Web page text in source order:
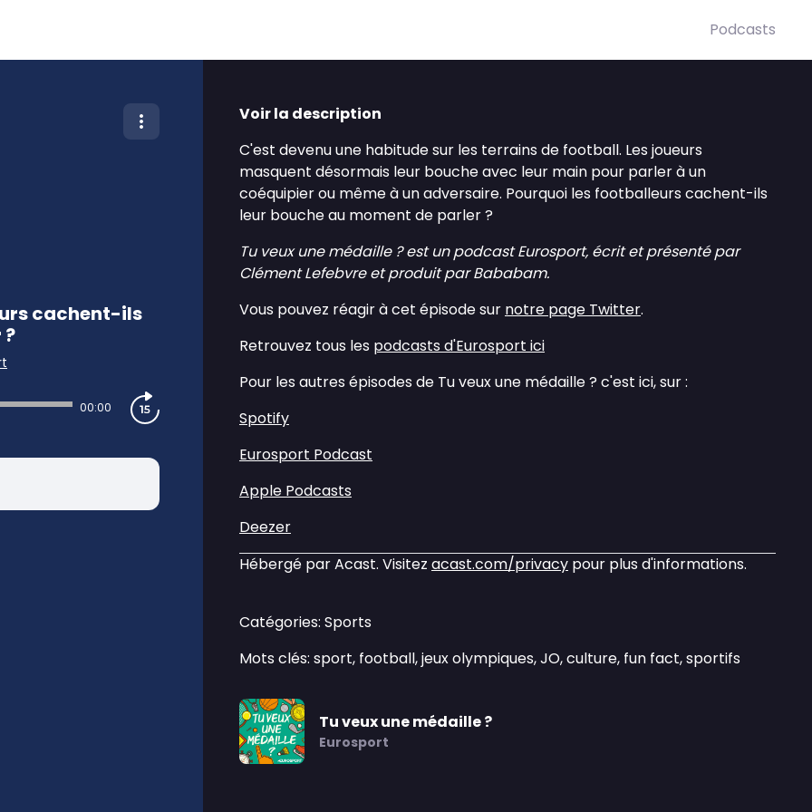
Podcasts
cachent-ils
00:00
Voir la description
C'est devenu une habitude sur les terrains de football. Les joueurs
masquent désormais leur bouche avec leur main pour parler à un
coéquipier ou même à un adversaire. Pourquoi les footballeurs cachent-ils
leur bouche au moment de parler ?
Tu veux une médaille ? est un podcast Eurosport, écrit et présenté par
Clément Lefebvre et produit par Bababam.
Vous pouvez réagir à cet épisode sur notre page Twitter.
Retrouvez tous les podcasts d'Eurosport ici
Pour les autres épisodes de Tu veux une médaille ? c'est ici, sur :
Spotify
Eurosport Podcast
Apple Podcasts
Deezer
Hébergé par Acast. Visitez acast.com/privacy pour plus d'informations.
Catégories: Sports
Mots clés: sport, football, jeux olympiques, JO, culture, fun fact, sportifs
Tu veux une médaille ?
Eurosport